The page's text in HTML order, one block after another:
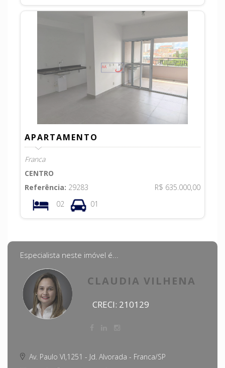
APARTAMENTO
Franca
CENTRO
Referência: 29283
R$ 635.000,00
02
01
Especialista neste imóvel é...
CLAUDIA VILHENA
CRECI: 210129
Av. Paulo VI,1251 - Jd. Alvorada - Franca/SP